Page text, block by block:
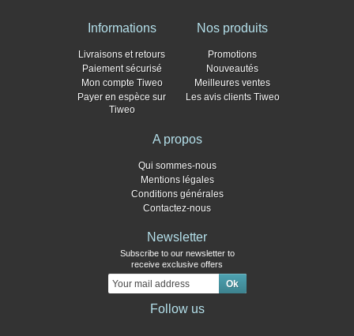
Informations
Livraisons et retours
Paiement sécurisé
Mon compte Tiweo
Payer en espèce sur
Tiweo
Nos produits
Promotions
Nouveautés
Meilleures ventes
Les avis clients Tiweo
A propos
Qui sommes-nous
Mentions légales
Conditions générales
Contactez-nous
Newsletter
Subscribe to our newsletter to
receive exclusive offers
Follow us